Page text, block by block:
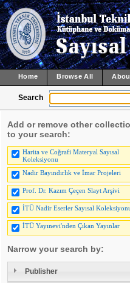
Home Browse All
Search
Add or remove other
to your search:
Harita ve Coğrafi Materyal Sayısal
Koleksiyonu
Nadir Bayındırlık ve İmar Projeleri
Prof. Dr. Kazım Çeçen Slayt Arşivi
İTÜ Nadir Eserler Sayısal
İTÜ Yayınevi'nden Çıkan Yayınlar
Narrow your search by:
Publisher